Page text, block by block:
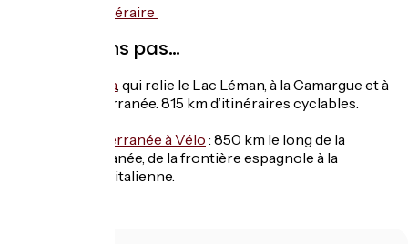
Accéder à l'itinéraire
Et n’oublions pas…
ViaRhôna, qui relie le Lac Léman, à la Camargue et à
la Méditerranée. 815 km d’itinéraires cyclables.
La Méditerranée à Vélo : 850 km le long de la
Méditerranée, de la frontière espagnole à la
frontière italienne.